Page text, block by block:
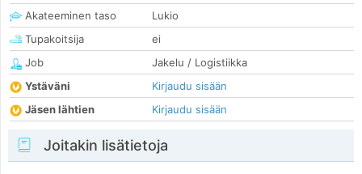
Akateeminen taso
Lukio
Tupakoitsija
ei
Job
Jakelu / Logistiikka
Ystäväni
Kirjaudu sisään
Jäsen lähtien
Kirjaudu sisään
Joitakin lisätietoja